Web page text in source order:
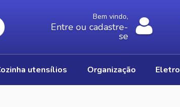
Bem vindo,
Entre ou cadastre-
se
cozinha utensílios organização eletro